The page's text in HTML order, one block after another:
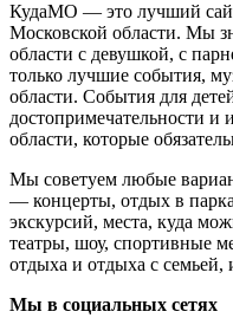
КудаМО — это лучший
Московской области. Мы
области с девушкой, с
только лучшие события,
области. События для
достопримечательности и
области, которые
Мы советуем любые
— концерты, отдых в
экскурсий, места, куда
театры, шоу, спортивные
отдыха и отдыха с семьей,
Мы в социальных сетях